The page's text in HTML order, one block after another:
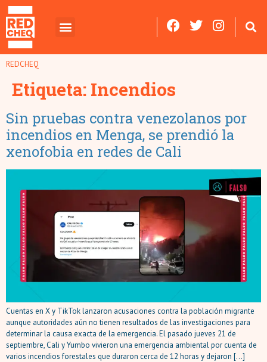
REDCHEQ
Etiqueta: Incendios
Sin pruebas contra venezolanos por
incendios en Menga, se prendió la
xenofobia en redes de Cali
Cuentas en X y TikTok lanzaron acusaciones contra la población migrante
aunque autoridades aún no tienen resultados de las investigaciones para
determinar la causa exacta de la emergencia. El pasado jueves 21 de
septiembre, Cali y Yumbo vivieron una emergencia ambiental por cuenta de
varios incendios forestales que duraron cerca de 12 horas y dejaron […]